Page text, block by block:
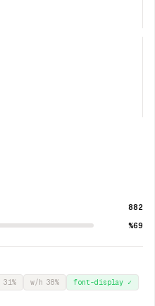
882
%69
31% w/h38% font-display✓